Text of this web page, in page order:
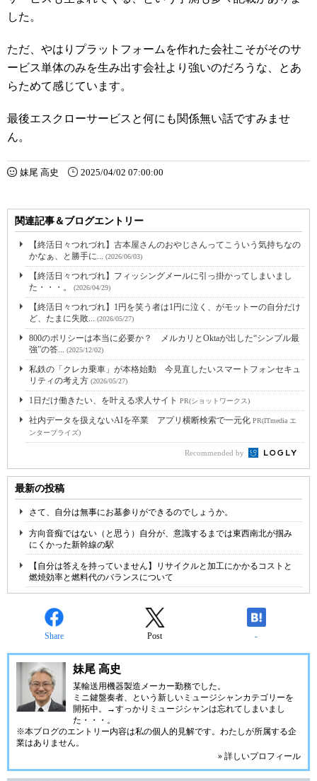
した。
ただ、やはりプラットフォームを作れた会社こそがそのサ
ービス単体のみを生み出す会社より強いのだろうな、とあ
らためて感じています。
最後エスクローサービスと何にも関係無い話ですみませ
ん。
妹尾 高史 2025/04/02 07:00:00
関連記事＆ブログエントリー
【終活日々つれづれ】古本屋さんのおやじさんってこういう気持ちなの
かなぁ、と勝手に... (2026/06/03)
【終活日々つれづれ】フィッシングメールに引っ掛かってしまいまし
た・・・。
(2026/04/29)
【終活日々つれづれ】1円を笑う者は1円に泣く、がモットーの自分だけ
ど、たまに失敗... (2026/05/27)
800のポリシーは本当に必要か？ メルカリとOktaが出した“シンプル最
強”の答... (2025/12/02)
私鉄の「クレカ乗車」が本格始動 今見直したいスマートフォンセキュ
リティの考え方 (2026/05/27)
1日だけ働きたい、を叶える求人サイト PR(ショットワークス)
社内データを扱えないAIを卒業 アプリ横断検索で一元化 PR(ITmedia エ
ンタープライズ)
Recommended by
最新の投稿
さて、自分は無事にお墓参りができるのでしょうか。
方向音痴ではない（と思う）自分が、意識するまでは東西南北が掴み
にくかった新幹線の駅
【自分は答えを持っていません】リサイクルと加工にかかるコストと
燃焼効率と燃料代のバランスについて
Share Post -
妹尾 高史
某輸送用機器製造メーカー勤務でした。
ミニ鍵盤奏者、という新しいミュージシャンカテゴリーを
開拓中。→すっかりミュージシャンは忘れてしまいまし
た・・・。
※本ブログのエントリー内容は私の個人的見解です。わたしが所属する企
業はありません。
» 詳しいプロフィール